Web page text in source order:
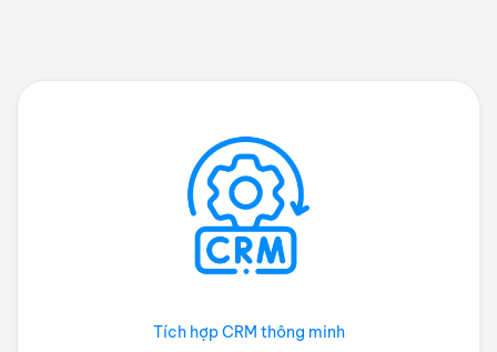
Tích hợp CRM thông minh